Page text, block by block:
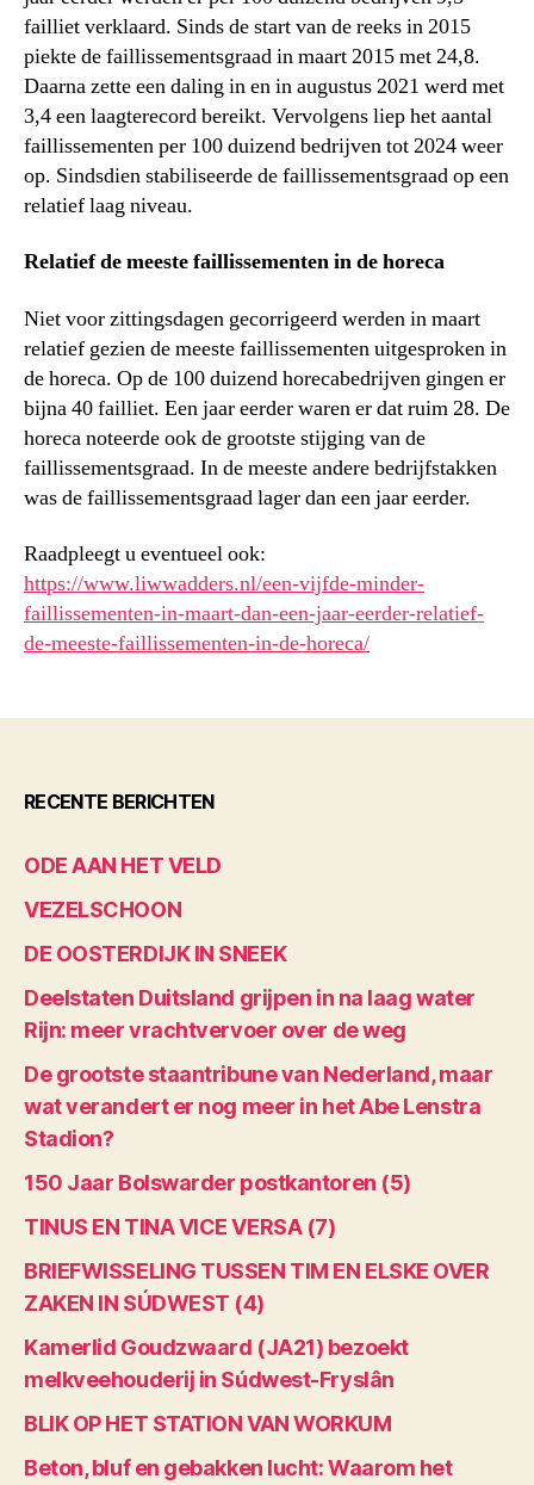
failliet verklaard. Sinds de start van de reeks in 2015
piekte de faillissementsgraad in maart 2015 met 24,8.
Daarna zette een daling in en in augustus 2021 werd met
3,4 een laagterecord bereikt. Vervolgens liep het aantal
faillissementen per 100 duizend bedrijven tot 2024 weer
op. Sindsdien stabiliseerde de faillissementsgraad op een
relatief laag niveau.
Relatief de meeste faillissementen in de horeca
Niet voor zittingsdagen gecorrigeerd werden in maart
relatief gezien de meeste faillissementen uitgesproken in
de horeca. Op de 100 duizend horecabedrijven gingen er
bijna 40 failliet. Een jaar eerder waren er dat ruim 28. De
horeca noteerde ook de grootste stijging van de
faillissementsgraad. In de meeste andere bedrijfstakken
was de faillissementsgraad lager dan een jaar eerder.
Raadpleegt u eventueel ook:
https://www.liwwadders.nl/een-vijfde-minder-
faillissementen-in-maart-dan-een-jaar-eerder-relatief-
de-meeste-faillissementen-in-de-horeca/
RECENTE BERICHTEN
ODE AAN HET VELD
VEZELSCHOON
DE OOSTERDIJK IN SNEEK
Deelstaten Duitsland grijpen in na laag water
Rijn: meer vrachtvervoer over de weg
De grootste staantribune van Nederland, maar
wat verandert er nog meer in het Abe Lenstra
Stadion?
150 Jaar Bolswarder postkantoren (5)
TINUS EN TINA VICE VERSA (7)
BRIEFWISSELING TUSSEN TIM EN ELSKE OVER
ZAKEN IN SÚDWEST (4)
Kamerlid Goudzwaard (JA21) bezoekt
melkveehouderij in Súdwest-Fryslân
BLIK OP HET STATION VAN WORKUM
Beton, bluf en gebakken lucht: Waarom het